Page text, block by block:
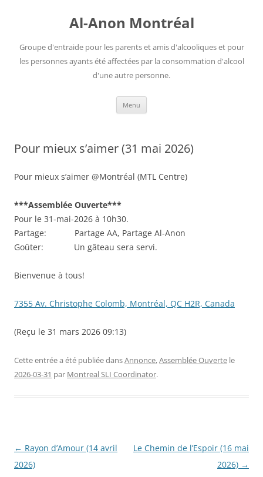
Al-Anon Montréal
Groupe d'entraide pour les parents et amis d'alcooliques et pour
les personnes ayants été affectées par la consommation d'alcool
d'une autre personne.
Menu
Pour mieux s’aimer (31 mai 2026)
Pour mieux s’aimer @Montréal (MTL Centre)
***Assemblée Ouverte***
Pour le 31-mai-2026 à 10h30.
Partage: Partage AA, Partage Al-Anon
Goûter: Un gâteau sera servi.
Bienvenue à tous!
7355 Av. Christophe Colomb, Montréal, QC H2R, Canada
(Reçu le 31 mars 2026 09:13)
Cette entrée a été publiée dansAnnonce,Assemblée Ouverte le
2026-03-31 par Montreal SLI Coordinator.
Navigation
des
← Rayon d’Amour (14 avril
2026)
Le Chemin de l’Espoir (16 mai
2026) →